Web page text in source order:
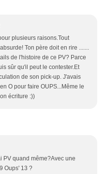
plusieurs raisons.Tout
Ton père doit en rire .......
de l'histoire de ce PV? Parce
sûr qu'il peut le contester.Et
de son pick-up. J'avais
O pour faire OUPS...Même le
écriture :))
PV quand même?Avec une
Oups' 13 ?